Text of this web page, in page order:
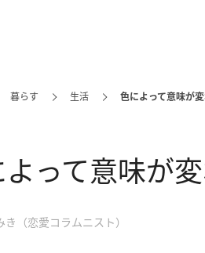
暮らす 生活 色によって意味が
って意味が
き（恋愛コラムニスト）